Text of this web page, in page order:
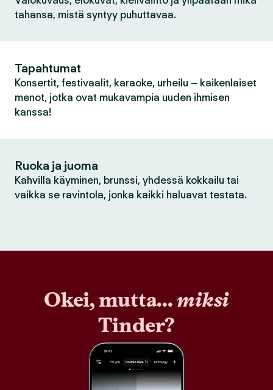
tahansa, mistä syntyy puhuttavaa.
Tapahtumat
Konsertit, festivaalit, karaoke, urheilu – kaikenlaiset
menot, jotka ovat mukavampia uuden ihmisen
kanssa!
Ruoka ja juoma
Kahvilla käyminen, brunssi, yhdessä kokkailu tai
vaikka se ravintola, jonka kaikki haluavat testata.
Okei, mutta...miksi
Tinder?